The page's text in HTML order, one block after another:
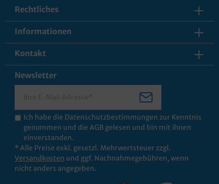
Rechtliches
Informationen
Kontakt
Newsletter
Ich habe die Datenschutzbestimmungen zur Kenntnis
genommen und die AGB gelesen und bin mit ihnen
einverstanden.
* Alle Preise exkl. gesetzl. Mehrwertsteuer zzgl.
Versandkosten und ggf. Nachnahmegebühren, wenn
nicht anders angegeben.